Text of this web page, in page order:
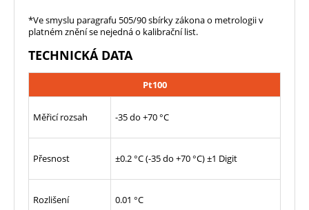
*Ve smyslu paragrafu 505/90 sbírky zákona o metrologii v
platném znění se nejedná o kalibrační list.
TECHNICKÁ DATA
Pt100
Měřicí rozsah -35 do +70 °C
Přesnost ±0.2 °C (-35 do +70 °C) ±1 Digit
Rozlišení 0.01 °C